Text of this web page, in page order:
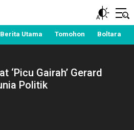
Utara, Kawanua, Politik,
Kriminal dan Nasional
Berita Utama Tomohon Boltara
‘Picu Gairah’ Gerard
Politik